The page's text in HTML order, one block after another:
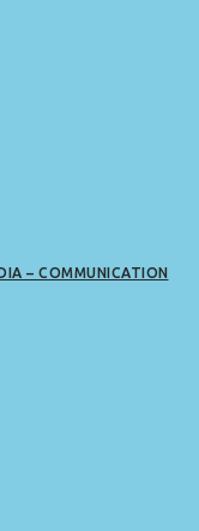
– COMMUNICATION